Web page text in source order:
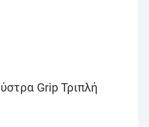
Grip Τριπλή